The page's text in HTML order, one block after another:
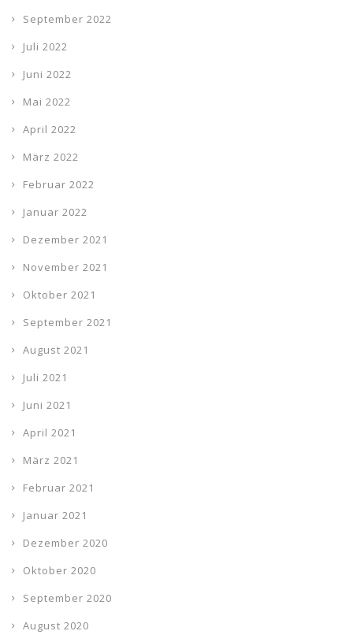
September 2022
Juli 2022
Juni 2022
Mai 2022
April 2022
März 2022
Februar 2022
Januar 2022
Dezember 2021
November 2021
Oktober 2021
September 2021
August 2021
Juli 2021
Juni 2021
April 2021
März 2021
Februar 2021
Januar 2021
Dezember 2020
Oktober 2020
September 2020
August 2020